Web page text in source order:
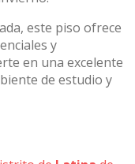
este piso ofrece
y
en una excelente
de estudio y